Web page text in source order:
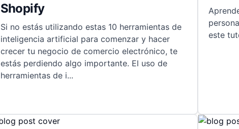
Shopify
Si no estás utilizando estas 10 herramientas de
inteligencia artificial para comenzar y hacer
crecer tu negocio de comercio electrónico, te
estás perdiendo algo importante. El uso de
herramientas de i...
este